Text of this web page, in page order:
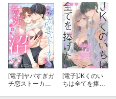
[電子]ヤバすぎガ
チ恋ストーカー
[電子]JKくのい
ちは全てを捧げ